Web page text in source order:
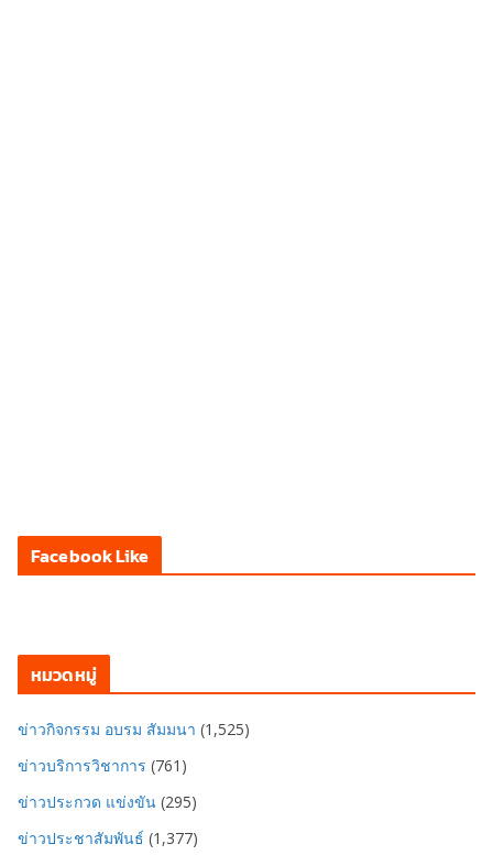
Facebook Like
หมวดหมู่
ข่าวกิจกรรม อบรม สัมมนา (1,525)
ข่าวบริการวิชาการ (761)
ข่าวประกวด แข่งขัน (295)
ข่าวประชาสัมพันธ์ (1,377)